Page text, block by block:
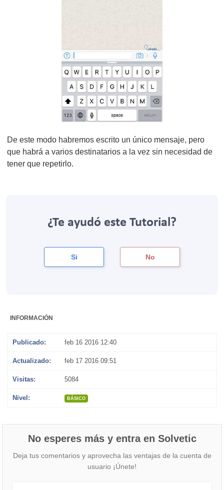
De este modo habremos escrito un único mensaje, pero
que habrá a varios destinatarios a la vez sin necesidad de
tener que repetirlo.
¿Te ayudó este Tutorial?
Si No
INFORMACIÓN
Publicado: feb 16 2016 12:40
Actualizado: feb 17 2016 09:51
Visitas: 5084
Nivel: BÁSICO
No esperes más y entra en Solvetic
Deja tus comentarios y aprovecha las ventajas de la cuenta de
usuario ¡Únete!